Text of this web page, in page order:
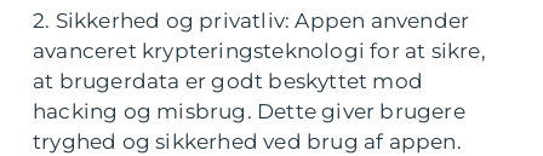
2. Sikkerhed og privatliv: Appen anvender
avanceret krypteringsteknologi for at sikre,
at brugerdata er godt beskyttet mod
hacking og misbrug. Dette giver brugere
tryghed og sikkerhed ved brug af appen.